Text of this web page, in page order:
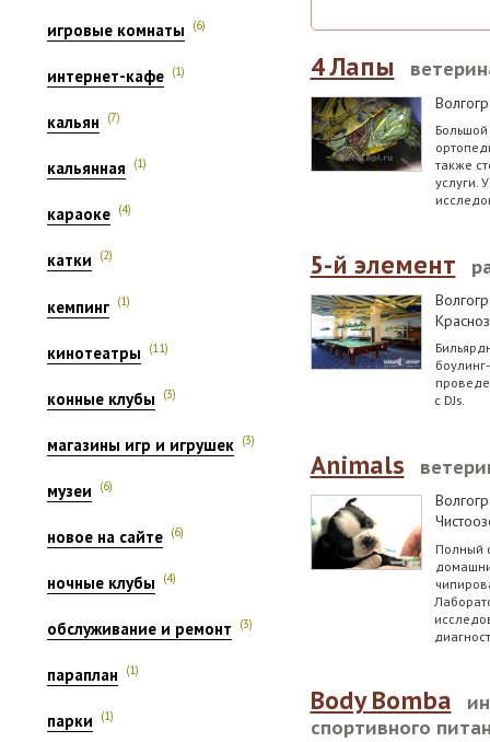
игровые комнаты (6)
интернет-кафе (1)
кальян (7)
кальянная (1)
караоке (4)
катки (2)
кемпинг (1)
кинотеатры (11)
конные клубы (3)
магазины игр и игрушек (3)
музеи (6)
новое на сайте (6)
ночные клубы (4)
обслуживание и ремонт (3)
параплан (1)
парки (1)
4 Лапы
Большой
также
услуги.
5-й элемент
с DJs.
Animals
Полный
Body Bomba
спортивного